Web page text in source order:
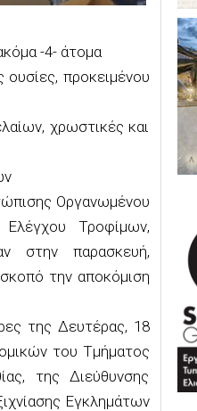
-4- άτομα
προκειμένου
χρωστικές και
Οργανωμένου
Τροφίμων,
στην παρασκευή,
την αποκόμιση
της Δευτέρας, 18
του Τμήματος
της Διεύθυνσης
Εγκλημάτων